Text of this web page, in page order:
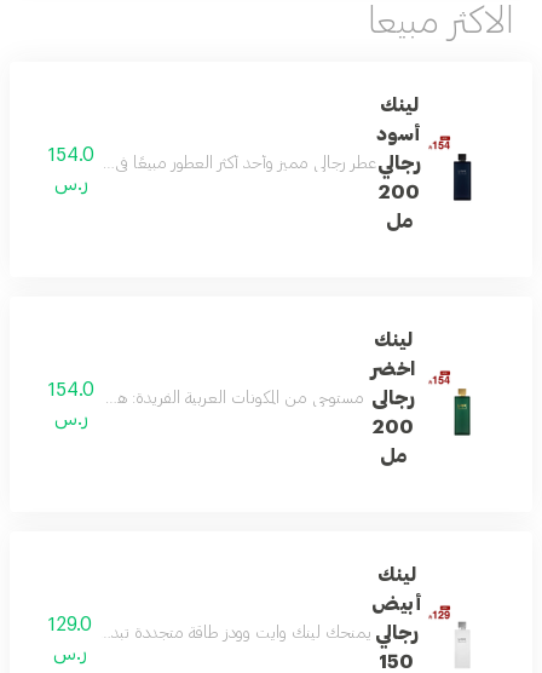
الاكثر مبيعا
لينك
أسود
رجالي
200
مل
عطر رجالي مميز وأحد أكثر العطور مبيعًا في السعودية، يمزج
154.0
ر.س
لينك
اخضر
رجالى
200
مل
مستوحى من المكونات العربية الفريدة: هذا العطر يمزج
154.0
ر.س
لينك
أبيض
رجالي
150
يمنحك لينك وايت وودز طاقة متجددة تبدأ بالبرغموت
129.0
ر.س